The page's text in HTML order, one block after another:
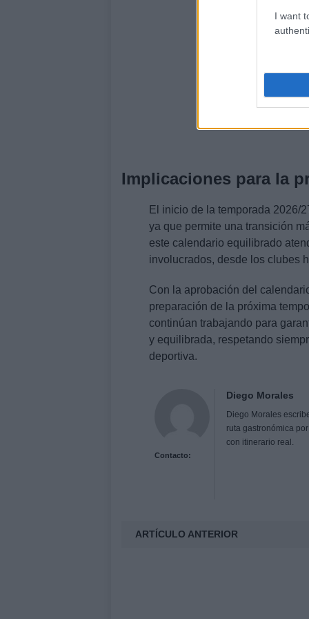
I want
Implicaciones para la
El inicio de la temporada 2026/
ya que permite una transición
este calendario equilibrado
involucrados, desde los clubes
Con la aprobación del
preparación de la próxima
continúan trabajando para
y equilibrada, respetando
deportiva.
Contacto:
Diego Morales
Diego Morales
ruta gastronómica
con itinerario real.
ARTÍCULO ANTERIOR